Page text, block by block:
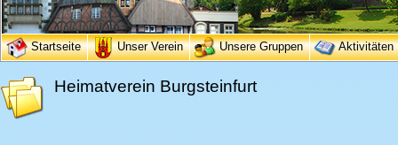
Startseite Unser Verein Unsere Gruppen Aktivitäten
Heimatverein Burgsteinfurt